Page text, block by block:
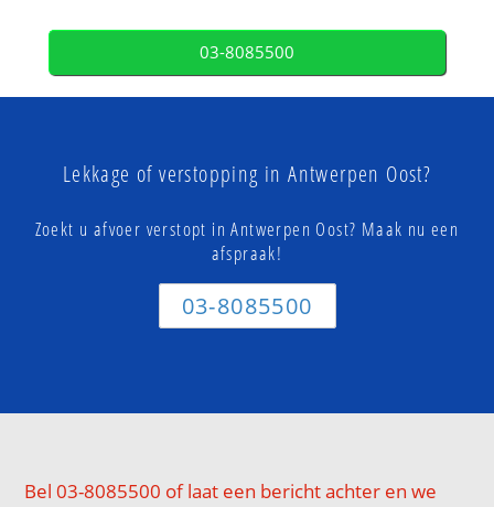
03-8085500
Lekkage of verstopping in Antwerpen Oost?
Zoekt u afvoer verstopt in Antwerpen Oost? Maak nu een
afspraak!
03-8085500
Bel 03-8085500 of laat een bericht achter en we